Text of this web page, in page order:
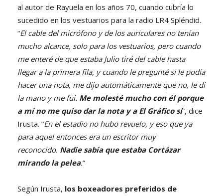
al autor de Rayuela en los años 70, cuando cubría lo
sucedido en los vestuarios para la radio LR4 Spléndid.
“El cable del micrófono y de los auriculares no tenían
mucho alcance, solo para los vestuarios, pero cuando
me enteré de que estaba Julio tiré del cable hasta
llegar a la primera fila, y cuando le pregunté si le podía
hacer una nota, me dijo automáticamente que no, le di
la mano y me fui. Me molesté mucho con él porque
a mí no me quiso dar la nota y a El Gráfico sí”, dice
Irusta. “En el estadio no hubo revuelo, y eso que ya
para aquel entonces era un escritor muy
reconocido. Nadie sabía que estaba Cortázar
mirando la pelea.”
Según Irusta, los boxeadores preferidos de